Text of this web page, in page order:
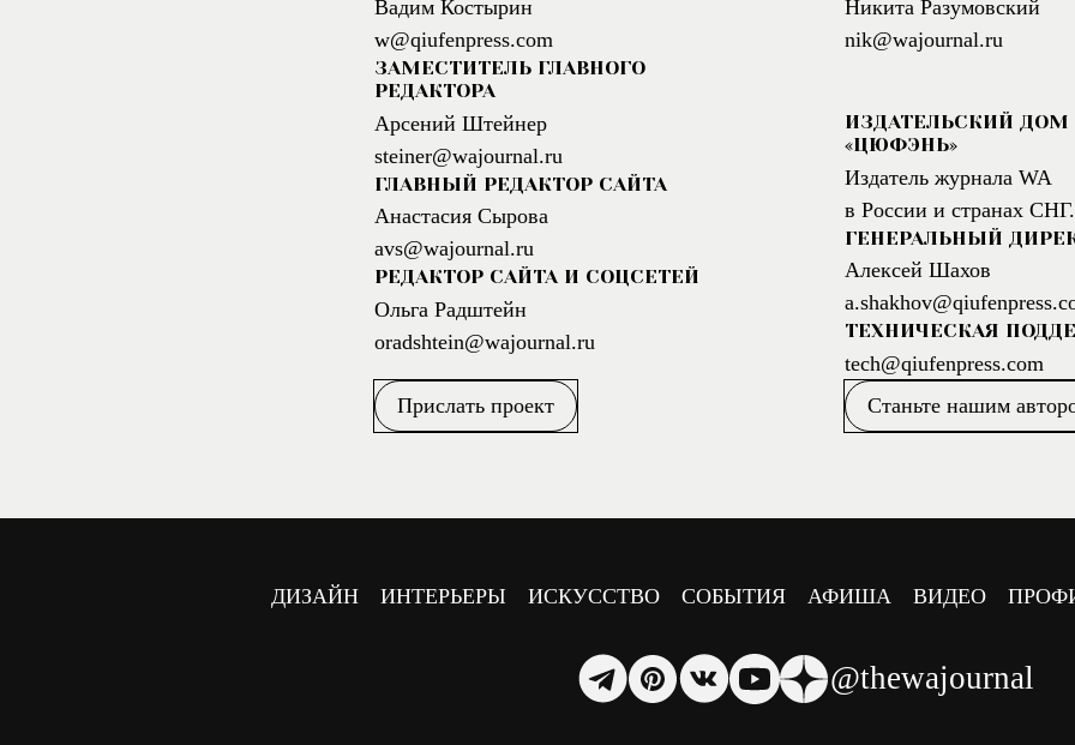
Вадим Костырин
w@qiufenpress.com
ЗАМЕСТИТЕЛЬ ГЛАВНОГО
РЕДАКТОРА
Арсений Штейнер
steiner@wajournal.ru
ГЛАВНЫЙ РЕДАКТОР САЙТА
Анастасия Сырова
avs@wajournal.ru
РЕДАКТОР САЙТА И СОЦСЕТЕЙ
Ольга Радштейн
oradshtein@wajournal.ru
Прислать проект
Никита Разумовский
nik@wajournal.ru
ИЗДАТЕЛЬСКИЙ ДОМ
«ЦЮФЭНЬ»
Издатель журнала WA
в России и странах СНГ.
ГЕНЕРАЛЬНЫЙ
Алексей Шахов
ТЕХНИЧЕСКАЯ
tech@qiufenpress.com
Станьте нашим
ДИЗАЙН ИНТЕРЬЕРЫ ИСКУССТВО СОБЫТИЯ АФИША ВИДЕО
@thewajournal